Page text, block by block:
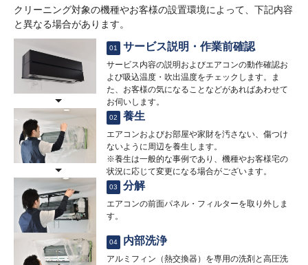
クリーニング対象の機種やお客様の設置環境によって、下記内容
と異なる場合があります。
01 サービス説明・作業前確認
サービス内容の説明およびエアコンの動作確認お
よび吸込温度・吹出温度をチェックします。ま
た、お客様の気になることなどがあればあわせて
お伺いします。
02 養生
エアコンおよびお部屋や家財を汚さない、傷つけ
ないように周辺を養生します。
※養生は一般的な事例であり、機種やお客様宅の
状況に応じて変更になる場合がございます。
03 分解
エアコンの前面パネル・フィルターを取り外しま
す。
04 内部洗浄
アルミフィン（熱交換器）を専用の洗剤と高圧洗